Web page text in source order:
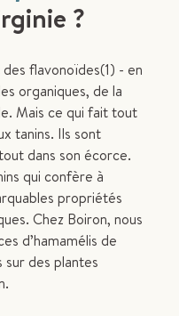
?
flavonoïdes(1) - en
organiques, de la
Mais ce qui fait tout
tanins. Ils sont
dans son écorce.
qui confère à
propriétés
Chez Boiron, nous
d’hamamélis de
des plantes